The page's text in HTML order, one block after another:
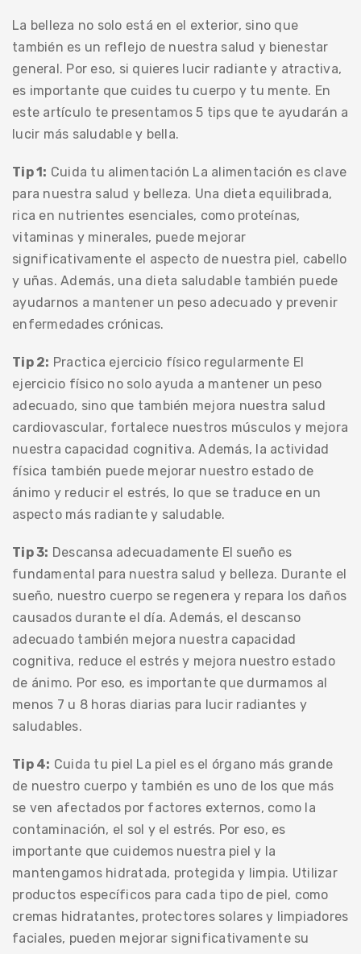
La belleza no solo está en el exterior, sino que
también es un reflejo de nuestra salud y bienestar
general. Por eso, si quieres lucir radiante y atractiva,
es importante que cuides tu cuerpo y tu mente. En
este artículo te presentamos 5 tips que te ayudarán a
lucir más saludable y bella.
Tip 1: Cuida tu alimentación La alimentación es clave
para nuestra salud y belleza. Una dieta equilibrada,
rica en nutrientes esenciales, como proteínas,
vitaminas y minerales, puede mejorar
significativamente el aspecto de nuestra piel, cabello
y uñas. Además, una dieta saludable también puede
ayudarnos a mantener un peso adecuado y prevenir
enfermedades crónicas.
Tip 2: Practica ejercicio físico regularmente El
ejercicio físico no solo ayuda a mantener un peso
adecuado, sino que también mejora nuestra salud
cardiovascular, fortalece nuestros músculos y mejora
nuestra capacidad cognitiva. Además, la actividad
física también puede mejorar nuestro estado de
ánimo y reducir el estrés, lo que se traduce en un
aspecto más radiante y saludable.
Tip 3: Descansa adecuadamente El sueño es
fundamental para nuestra salud y belleza. Durante el
sueño, nuestro cuerpo se regenera y repara los daños
causados durante el día. Además, el descanso
adecuado también mejora nuestra capacidad
cognitiva, reduce el estrés y mejora nuestro estado
de ánimo. Por eso, es importante que durmamos al
menos 7 u 8 horas diarias para lucir radiantes y
saludables.
Tip 4: Cuida tu piel La piel es el órgano más grande
de nuestro cuerpo y también es uno de los que más
se ven afectados por factores externos, como la
contaminación, el sol y el estrés. Por eso, es
importante que cuidemos nuestra piel y la
mantengamos hidratada, protegida y limpia. Utilizar
productos específicos para cada tipo de piel, como
cremas hidratantes, protectores solares y limpiadores
faciales, pueden mejorar significativamente su